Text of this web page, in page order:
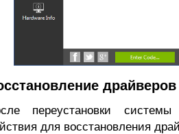
переустановки
для восстановления